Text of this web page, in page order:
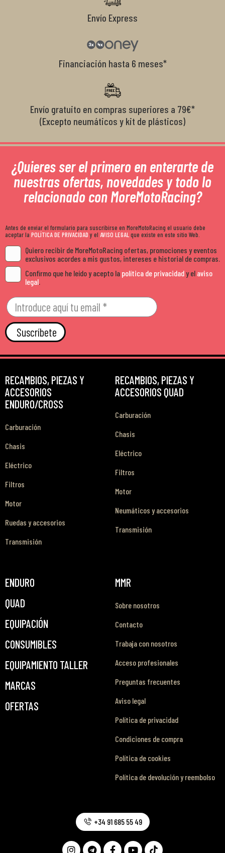
Envío Express
Financiación hasta 6 meses*
Envío gratuito en compras superiores a 79€*
(Excepto neumáticos y kit de plásticos)
¿Quieres ser el primero en enterarte de
nuestras ofertas, novedades y todo lo
relacionado con MoreMotoRacing?
Antes de enviar el formulario para suscribirse en MoreMotoRacing el usuario debe
aceptar la POLÍTICA DE PRIVACIDADy el AVISO LEGALque existe en este sitio Web.
Quiero recibir de MoreMotoRacing ofertas, promociones y eventos
exclusivos acordes a mis gustos, intereses e historial de compras.
Confirmo que he leído y acepto la política de privacidady el aviso
legal
Suscríbete
RECAMBIOS, PIEZAS Y
ACCESORIOS
ENDURO/CROSS
Carburación
Chasis
Eléctrico
Filtros
Motor
Ruedas y accesorios
Transmisión
RECAMBIOS, PIEZAS Y
ACCESORIOS QUAD
Carburación
Chasis
Eléctrico
Filtros
Motor
Neumáticos y accesorios
Transmisión
ENDURO
QUAD
EQUIPACIÓN
CONSUMIBLES
EQUIPAMIENTO TALLER
MARCAS
OFERTAS
MMR
Sobre nosotros
Contacto
Trabaja con nosotros
Acceso profesionales
Preguntas frecuentes
Aviso legal
Política de privacidad
Condiciones de compra
Política de cookies
Política de devolución y reembolso
+34 91 685 55 49